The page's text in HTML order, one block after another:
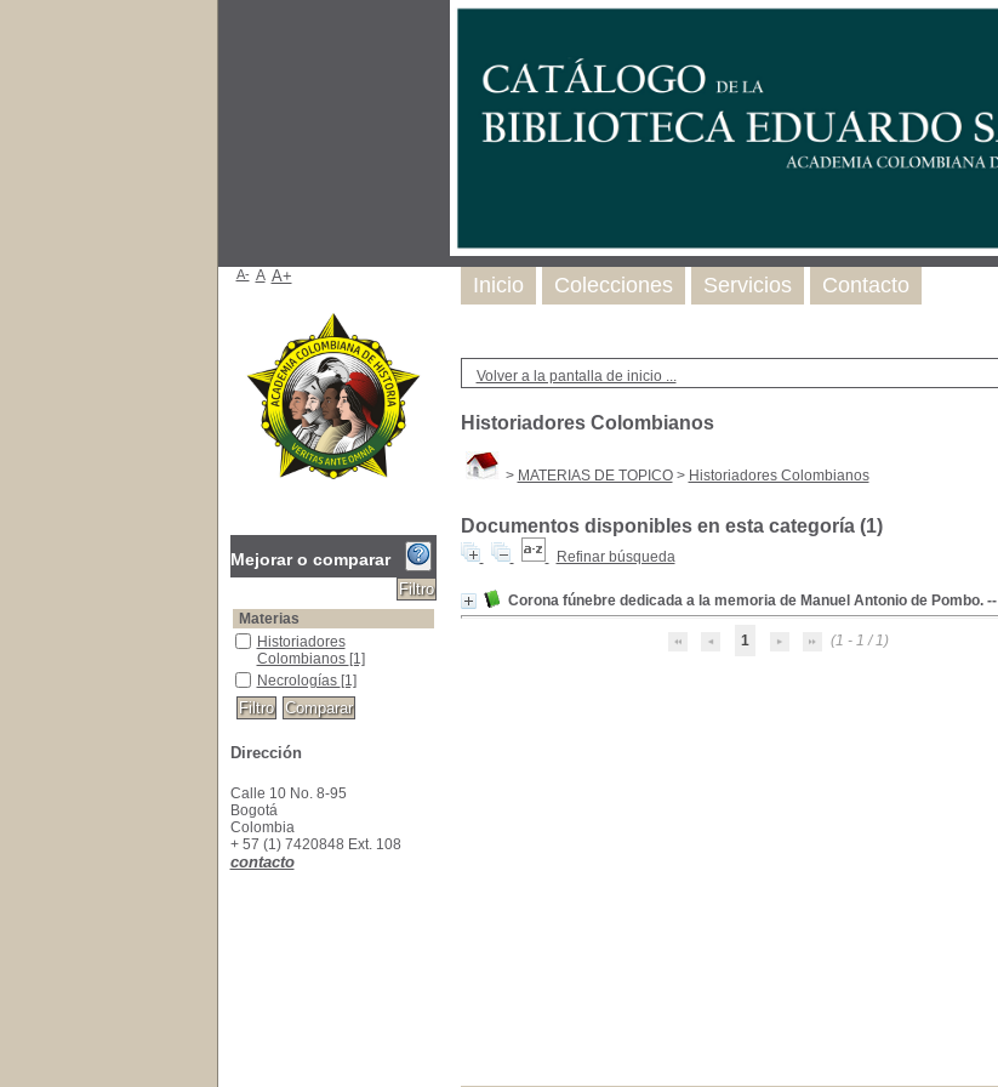
Volver a la pantalla de inicio ...
Historiadores Colombianos
> MATERIAS DE TOPICO> Historiadores Colombianos
Documentos disponibles en esta categoría (1)
Refinar búsqueda
Corona fúnebre dedicada a la memoria de Manuel Antonio de Pombo. --
1 (1 - 1 / 1)
Inicio Colecciones Servicios Contacto
A- A A+
Mejorar o comparar
Materias
Historiadores Colombianos
Historiadores
Colombianos [1]
Necrologías
Necrologías [1]
Dirección
Calle 10 No. 8-95
Bogotá
Colombia
+ 57 (1) 7420848 Ext. 108
contacto